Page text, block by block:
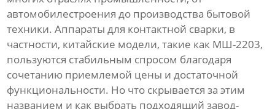
автомобилестроения до производства бытовой
техники. Аппараты для контактной сварки, в
частности, китайские модели, такие как МШ-2203,
пользуются стабильным спросом благодаря
сочетанию приемлемой цены и достаточной
функциональности. Но что скрывается за этим
названием и как выбрать подходящий завод-